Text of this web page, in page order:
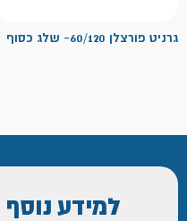
גרניט פורצלן 60/120- שלג כסוף
למידע נוסף